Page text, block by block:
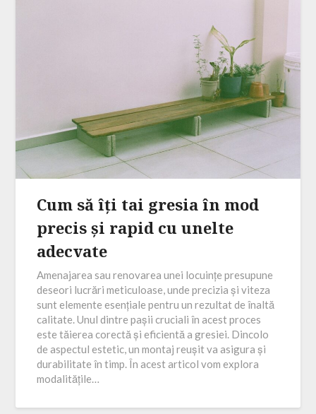
Cum să îți tai gresia în mod
precis și rapid cu unelte
adecvate
Amenajarea sau renovarea unei locuințe presupune
deseori lucrări meticuloase, unde precizia și viteza
sunt elemente esențiale pentru un rezultat de înaltă
calitate. Unul dintre pașii cruciali în acest proces
este tăierea corectă și eficientă a gresiei. Dincolo
de aspectul estetic, un montaj reușit va asigura și
durabilitate în timp. În acest articol vom explora
modalitățile…